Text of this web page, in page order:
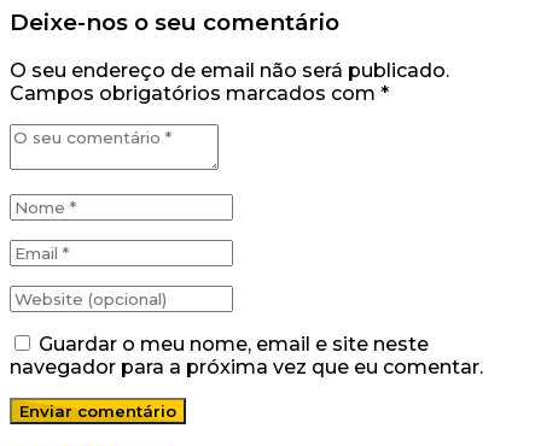
Deixe-nos o seu comentário
O seu endereço de email não será publicado.
Campos obrigatórios marcados com *
Guardar o meu nome, email e site neste
navegador para a próxima vez que eu comentar.